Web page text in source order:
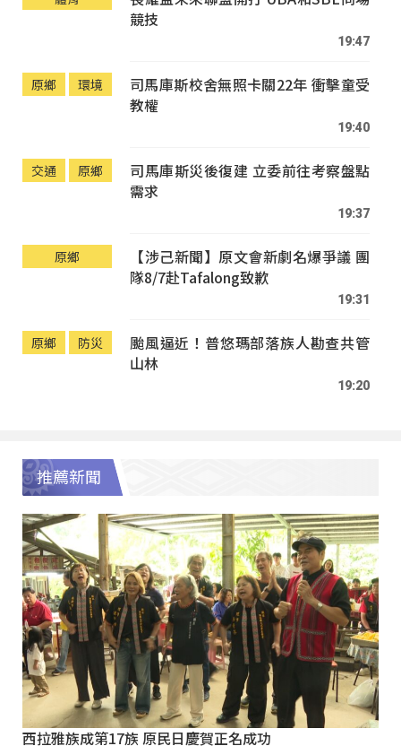
競技
19:47
原鄉 環境
司馬庫斯校舍無照卡關22年 衝擊童受
教權
19:40
交通 原鄉
司馬庫斯災後復建 立委前往考察盤點
需求
19:37
原鄉
【涉己新聞】原文會新劇名爆爭議 團
隊8/7赴Tafalong致歉
19:31
原鄉 防災
颱風逼近！普悠瑪部落族人勘查共管
山林
19:20
推薦新聞
西拉雅族成第17族 原民日慶賀正名成功